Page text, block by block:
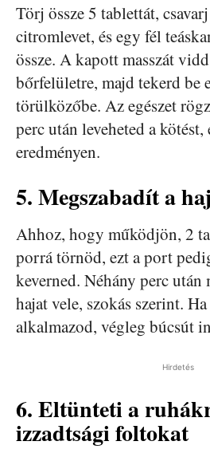
Törj össze 5 tablettát,
citromlevet, és egy fél
össze. A kapott masszát
bőrfelületre, majd tekerd be
törülközőbe. Az egészet
perc után leveheted a kötést,
eredményen.
5. Megszabadít a
Ahhoz, hogy működjön, 2
porrá törnöd, ezt a port
keverned. Néhány perc után
hajat vele, szokás szerint.
alkalmazod, végleg búcsút
Hirdetés
6. Eltünteti a
izzadtsági foltokat